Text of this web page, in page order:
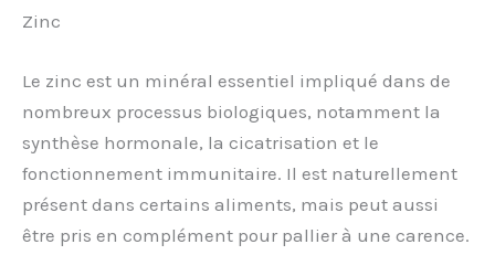
Zinc
Le zinc est un minéral essentiel impliqué dans de
nombreux processus biologiques, notamment la
synthèse hormonale, la cicatrisation et le
fonctionnement immunitaire. Il est naturellement
présent dans certains aliments, mais peut aussi
être pris en complément pour pallier à une carence.